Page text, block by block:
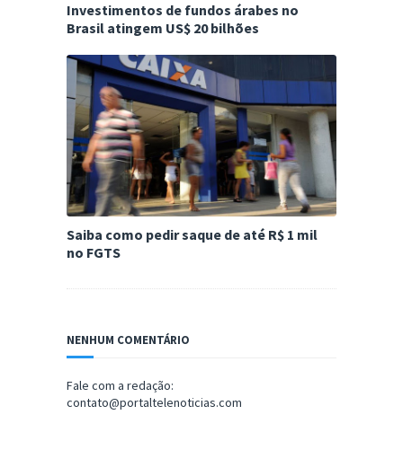
Investimentos de fundos árabes no
Brasil atingem US$ 20 bilhões
Saiba como pedir saque de até R$ 1 mil
no FGTS
NENHUM COMENTÁRIO
Fale com a redação:
contato@portaltelenoticias.com